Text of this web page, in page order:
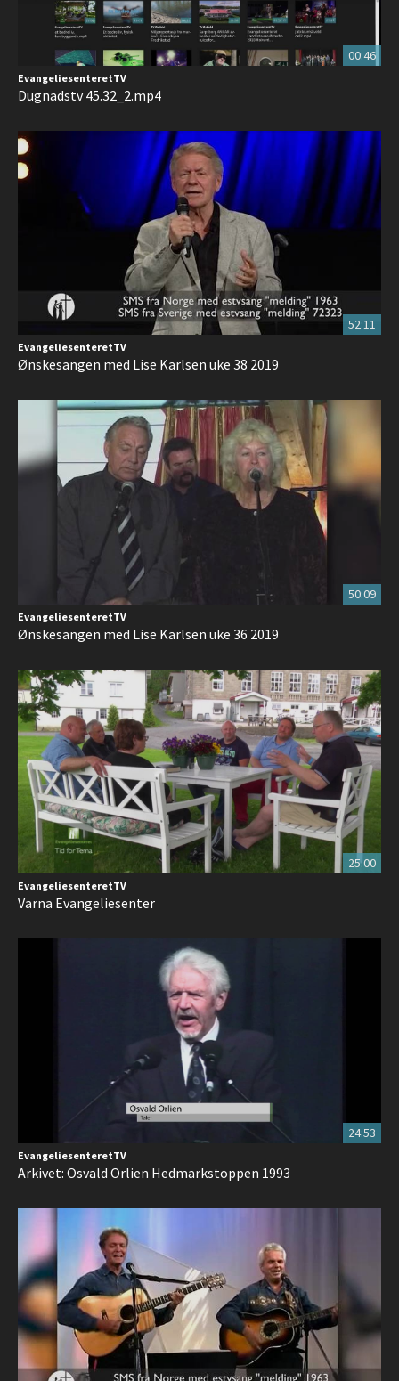
00:46
EvangeliesenteretTV
Dugnadstv 45.32_2.mp4
52:11
EvangeliesenteretTV
Ønskesangen med Lise Karlsen uke 38 2019
50:09
EvangeliesenteretTV
Ønskesangen med Lise Karlsen uke 36 2019
25:00
EvangeliesenteretTV
Varna Evangeliesenter
24:53
EvangeliesenteretTV
Arkivet: Osvald Orlien Hedmarkstoppen 1993